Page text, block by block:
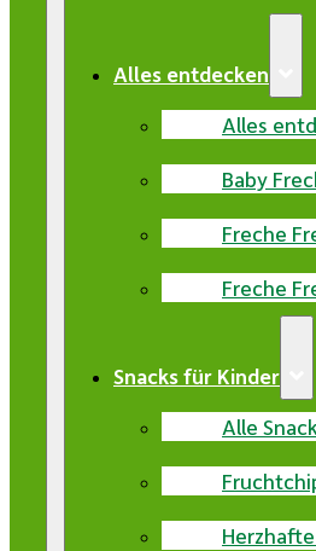
Alles entdecken
Alles
Baby
Freche
Freche
Snacks für Kinder
Alle